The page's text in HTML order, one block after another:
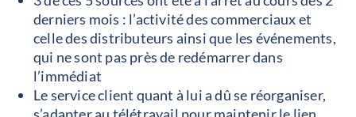
derniers mois : l’activité des commerciaux et
celle des distributeurs ainsi que les événements,
qui ne sont pas près de redémarrer dans
l’immédiat
Le service client quant à lui a dû se réorganiser,